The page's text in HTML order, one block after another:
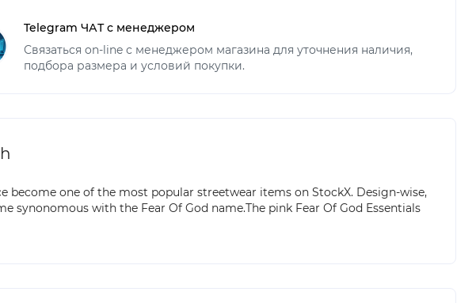
Telegram ЧАТ с менеджером
Связаться on-line с менеджером магазина для уточнения наличия,
подбора размера и условий покупки.
become one of the most popular streetwear items on StockX. Design-wise,
synonomous with the Fear Of God name.The pink Fear Of God Essentials